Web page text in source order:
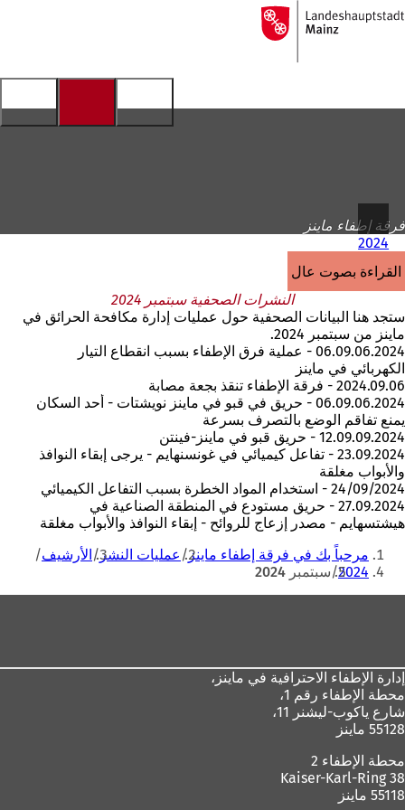
الانتقال إلى المحتوى
إلى
الصفحة
فرقة إطفاء ماينز
2024
القراءة بصوت عالٍ
النشرات الصحفية سبتمبر 2024
ستجد هنا البيانات الصحفية حول عمليات إدارة مكافحة الحرائق في
ماينز من سبتمبر 2024.
06.09.06.2024 - عملية فرق الإطفاء بسبب انقطاع التيار
الكهربائي في ماينز
2024.09.06 - فرقة الإطفاء تنقذ بجعة مصابة
06.09.06.2024 - حريق في قبو في ماينز نويشتات - أحد السكان
يمنع تفاقم الوضع بالتصرف بسرعة
12.09.09.2024 - حريق قبو في ماينز-فينتن
23.09.2024 - تفاعل كيميائي في غونسنهايم - يرجى إبقاء النوافذ
والأبواب مغلقة
24/09/2024 - استخدام المواد الخطرة بسبب التفاعل الكيميائي
27.09.2024 - حريق مستودع في المنطقة الصناعية في
هيشتسهايم - مصدر إزعاج للروائح - إبقاء النوافذ والأبواب مغلقة
أنت
هنا
مرحباً بك في فرقة إطفاء ماينز عمليات النشر الأرشيف
2024 سبتمبر 2024
إدارة الإطفاء الاحترافية في ماينز،
محطة الإطفاء رقم 1،
شارع ياكوب-ليشنر 11،
55128 ماينز
محطة الإطفاء 2
Kaiser-Karl-Ring 38
55118 ماينز